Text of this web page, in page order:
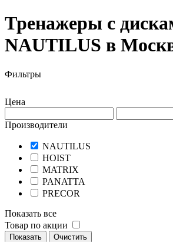
Тренажеры с
NAUTILUS в
Фильтры
Цена
Производители
NAUTILUS
HOIST
MATRIX
PANATTA
PRECOR
Показать все
Товар по акции
Показать Очистить